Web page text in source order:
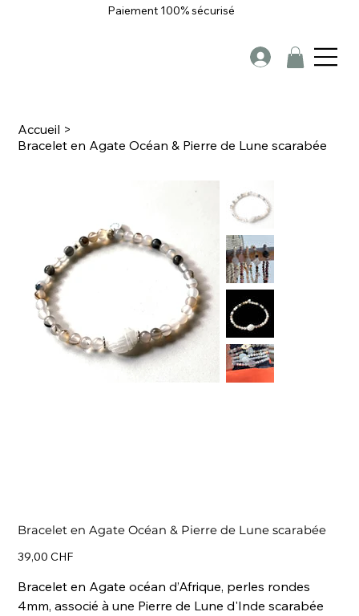
Paiement 100% sécurisé
Accueil >
Bracelet en Agate Océan & Pierre de Lune scarabée
Bracelet en Agate Océan & Pierre de Lune scarabée
Prix
39,00 CHF
Bracelet en Agate océan d’Afrique, perles rondes
4mm, associé à une Pierre de Lune d'Inde scarabée